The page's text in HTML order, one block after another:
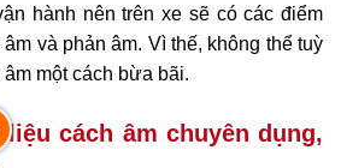
hành nên trên xe sẽ có các điểm
và phản âm. Vì thế, không thể tuỳ
một cách bừa bãi.
cách âm chuyên dụng,